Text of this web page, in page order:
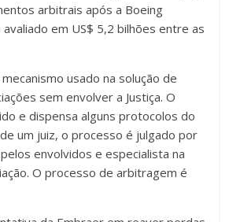
arbitrais após a Boeing
em US$ 5,2 bilhões entre as
usado na solução de
sem envolver a Justiça. O
e dispensa alguns protocolos do
um juiz, o processo é julgado por
envolvidos e especialista na
O processo de arbitragem é